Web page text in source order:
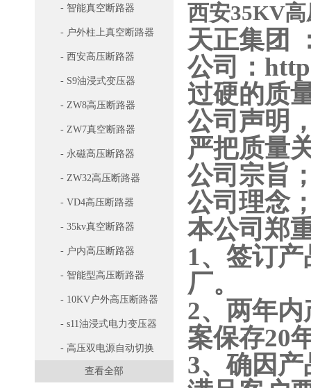
- 智能真空断路器
- 户外柱上真空断路器
- 西安高压断路器
- S9油浸式变压器
- ZW8高压断路器
- ZW7真空断路器
- 永磁高压断路器
- ZW32高压断路器
- VD4高压断路器
- 35kv真空断路器
- 户内高压断路器
- 智能型高压断路器
- 10KV户外高压断路器
- s11油浸式电力变压器
- 高压双电源自动切换
查看全部
西安35KV
天正集团
公司：
过硬的质
公司声明
严把质量
公司宗旨
公司理念
本公司郑
1、签订
厂。
2、两年
案保存20
3、确因